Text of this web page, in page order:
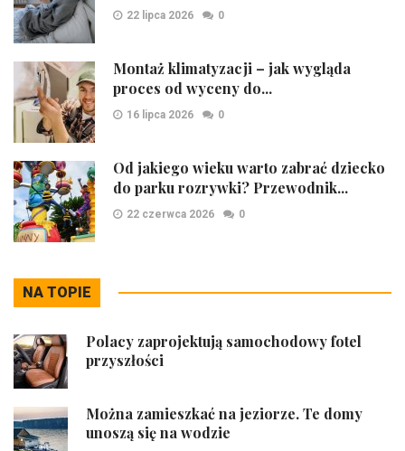
22 lipca 2026 0
Montaż klimatyzacji – jak wygląda
proces od wyceny do...
16 lipca 2026 0
Od jakiego wieku warto zabrać dziecko
do parku rozrywki? Przewodnik...
22 czerwca 2026 0
NA TOPIE
Polacy zaprojektują samochodowy fotel
przyszłości
Można zamieszkać na jeziorze. Te domy
unoszą się na wodzie